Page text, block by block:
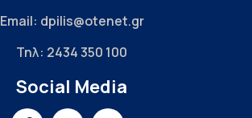
Email: dpilis@otenet.gr
Τηλ: 2434 350 100
Social Media